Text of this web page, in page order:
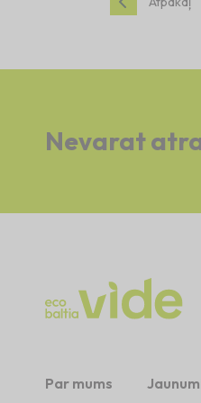
Nevarat
Par mums